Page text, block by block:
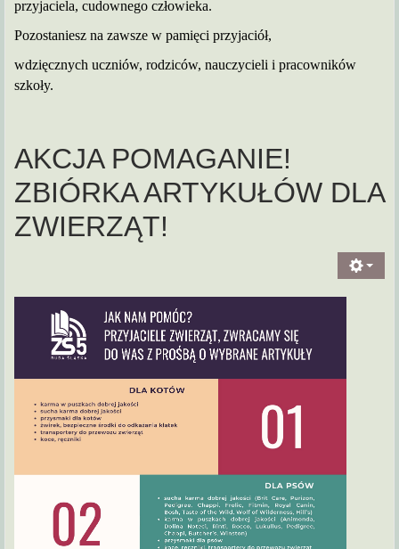
przyjaciela, cudownego człowieka.
Pozostaniesz na zawsze w pamięci przyjaciół,
wdzięcznych uczniów, rodziców, nauczycieli i pracowników
szkoły.
AKCJA POMAGANIE!
ZBIÓRKA ARTYKUŁÓW DLA
ZWIERZĄT!